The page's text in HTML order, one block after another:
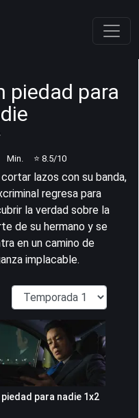
piedad para
Min. ⭐ 8.5/10
lazos con su banda,
regresa para
la verdad sobre la
de su hermano y se
en un camino de
implacable.
piedad para nadie 1x2